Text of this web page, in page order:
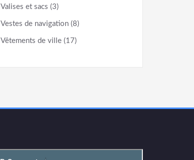
Valises et sacs (3)
Vestes de navigation (8)
Vêtements de ville (17)